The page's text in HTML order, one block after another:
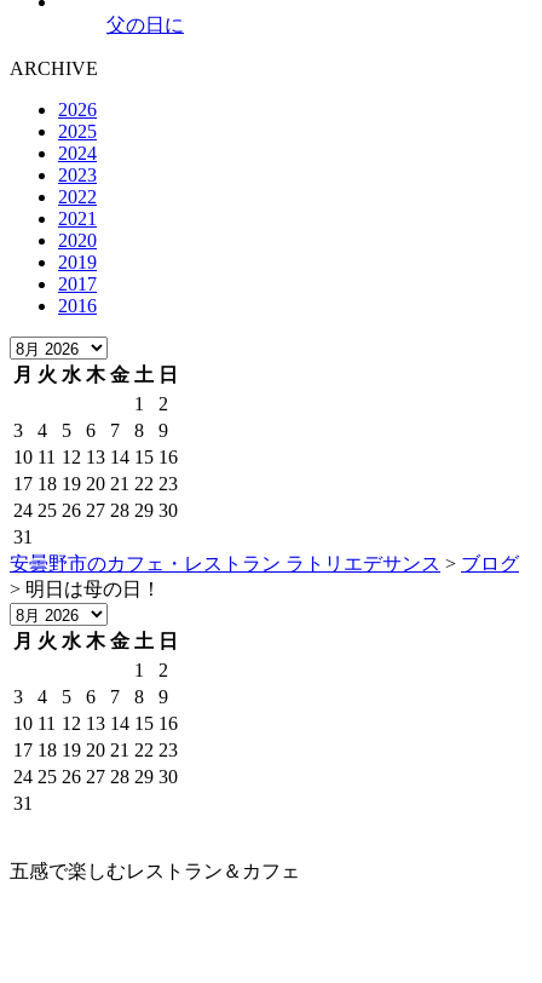
父の日に
ARCHIVE
2026
2025
2024
2023
2022
2021
2020
2019
2017
2016
月 火 水 木 金 土 日
1
2
3
4 5 6 7 8
9
10 11 12 13 14 15 16
17 18 19 20 21 22 23
24 25 26 27 28 29 30
31
安曇野市のカフェ・レストラン ラトリエデサンス > ブログ
> 明日は母の日！
月 火 水 木 金 土 日
1
2
3
4 5 6 7 8
9
10 11 12 13 14 15 16
17 18 19 20 21 22 23
24 25 26 27 28 29 30
31
五感で楽しむレストラン＆カフェ